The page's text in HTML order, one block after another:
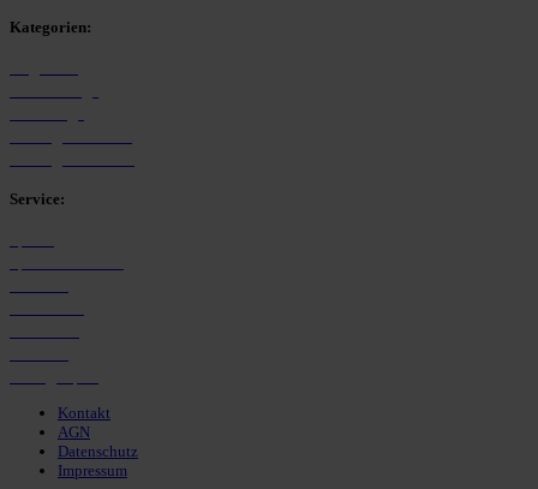
Kategorien:
Service:
Kontakt
AGN
Datenschutz
Impressum